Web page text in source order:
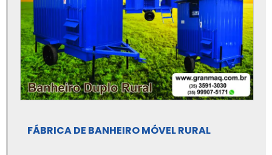
Empresa de área de vivência agrícola
Empresa de área de vivência móvel
Empresa de banheiro agrícola móvel
Empresa de banheiro móvel rural
Fábrica de banheiro agrícola móvel
Fábrica de banheiro móvel rural
FÁBRICA DE BANHEIRO MÓVEL RURAL